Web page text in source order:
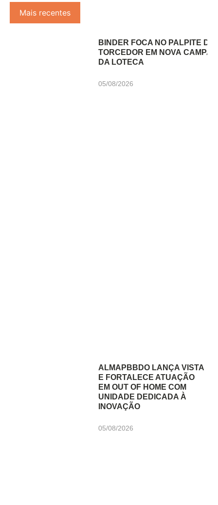
Mais recentes
BINDER FOCA NO PALPITE DO
TORCEDOR EM NOVA
DA LOTECA
05/08/2026
ALMAPBBDO LANÇA VISTA
E FORTALECE ATUAÇÃO
EM OUT OF HOME COM
UNIDADE DEDICADA À
INOVAÇÃO
05/08/2026